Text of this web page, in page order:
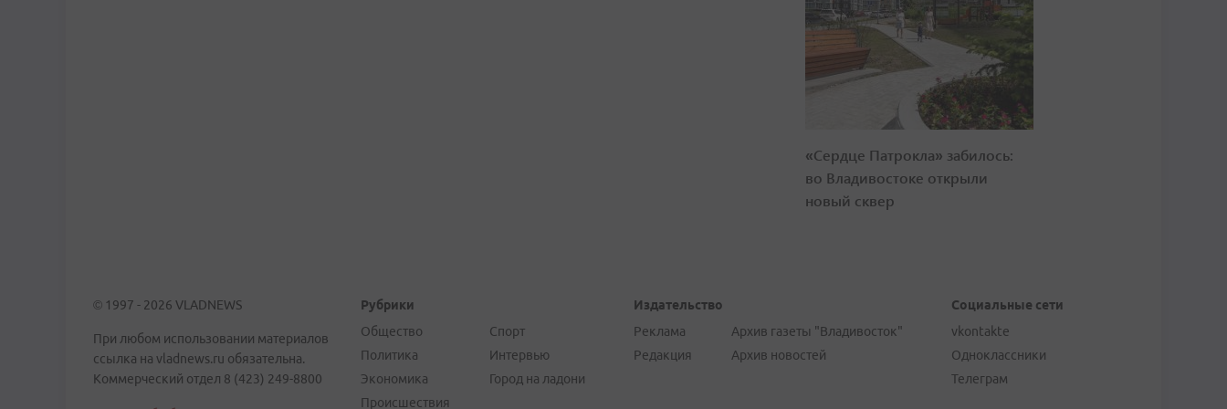
«Сердце Патрокла» забилось:
во Владивостоке открыли
новый сквер
© 1997 - 2026 VLADNEWS
При любом использовании материалов
ссылка на vladnews.ru обязательна.
Коммерческий отдел 8 (423) 249-8800
Рубрики
Общество
Политика
Экономика
Происшествия
Спорт
Интервью
Город на ладони
Издательство
Реклама
Редакция
Архив газеты "Владивосток"
Архив новостей
Социальные сети
vkontakte
Одноклассники
Телеграм